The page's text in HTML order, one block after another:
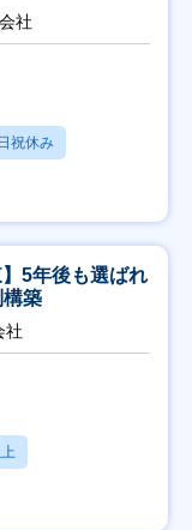
社
祝休み
5年後も選ばれ
築
社